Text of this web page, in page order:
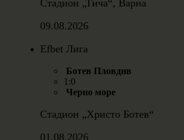
Стадион „Тича“, Варна
09.08.2026
Efbet Лига
Ботев Пловдив
1:0
Черно море
Стадион „Христо Ботев“
01.08.2026